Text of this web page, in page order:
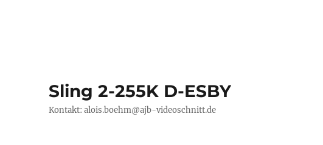
Sling 2-255K D-ESBY
Kontakt: alois.boehm@ajb-videoschnitt.de